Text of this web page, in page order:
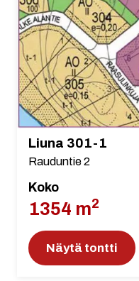
Liuna 301-1
Rauduntie 2
Koko
1354 m2
Näytä tontti